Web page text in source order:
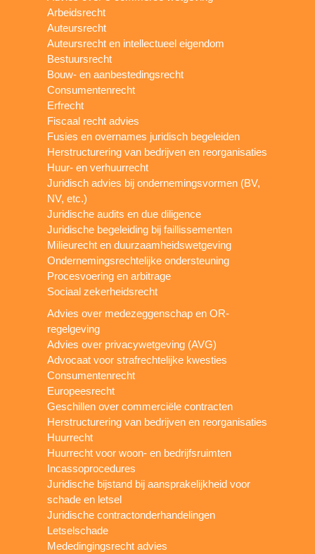
Arbeidsrecht
Auteursrecht
Auteursrecht en intellectueel eigendom
Bestuursrecht
Bouw- en aanbestedingsrecht
Consumentenrecht
Erfrecht
Fiscaal recht advies
Fusies en overnames juridisch begeleiden
Herstructurering van bedrijven en reorganisaties
Huur- en verhuurrecht
Juridisch advies bij ondernemingsvormen (BV,
NV, etc.)
Juridische audits en due diligence
Juridische begeleiding bij faillissementen
Milieurecht en duurzaamheidswetgeving
Ondernemingsrechtelijke ondersteuning
Procesvoering en arbitrage
Sociaal zekerheidsrecht
Advies over medezeggenschap en OR-
regelgeving
Advies over privacywetgeving (AVG)
Advocaat voor strafrechtelijke kwesties
Consumentenrecht
Europeesrecht
Geschillen over commerciële contracten
Herstructurering van bedrijven en reorganisaties
Huurrecht
Huurrecht voor woon- en bedrijfsruimten
Incassoprocedures
Juridische bijstand bij aansprakelijkheid voor
schade en letsel
Juridische contractonderhandelingen
Letselschade
Mededingingsrecht advies